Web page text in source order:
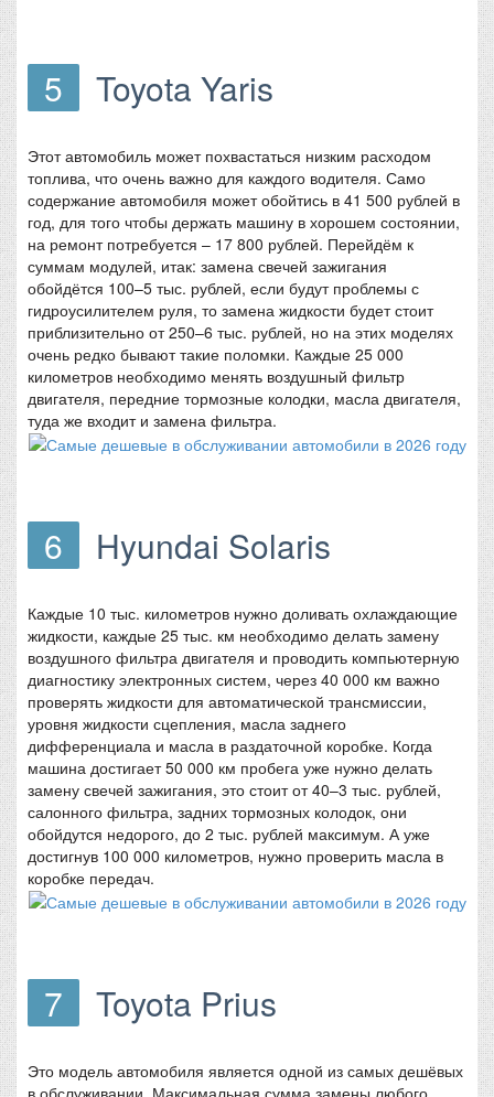
5 Toyota Yaris
Этот автомобиль может похвастаться низким расходом
топлива, что очень важно для каждого водителя. Само
содержание автомобиля может обойтись в 41 500 рублей в
год, для того чтобы держать машину в хорошем состоянии,
на ремонт потребуется – 17 800 рублей. Перейдём к
суммам модулей, итак: замена свечей зажигания
обойдётся 100–5 тыс. рублей, если будут проблемы с
гидроусилителем руля, то замена жидкости будет стоит
приблизительно от 250–6 тыс. рублей, но на этих моделях
очень редко бывают такие поломки. Каждые 25 000
километров необходимо менять воздушный фильтр
двигателя, передние тормозные колодки, масла двигателя,
туда же входит и замена фильтра.
6 Hyundai Solaris
Каждые 10 тыс. километров нужно доливать охлаждающие
жидкости, каждые 25 тыс. км необходимо делать замену
воздушного фильтра двигателя и проводить компьютерную
диагностику электронных систем, через 40 000 км важно
проверять жидкости для автоматической трансмиссии,
уровня жидкости сцепления, масла заднего
дифференциала и масла в раздаточной коробке. Когда
машина достигает 50 000 км пробега уже нужно делать
замену свечей зажигания, это стоит от 40–3 тыс. рублей,
салонного фильтра, задних тормозных колодок, они
обойдутся недорого, до 2 тыс. рублей максимум. А уже
достигнув 100 000 километров, нужно проверить масла в
коробке передач.
7 Toyota Prius
Это модель автомобиля является одной из самых дешёвых